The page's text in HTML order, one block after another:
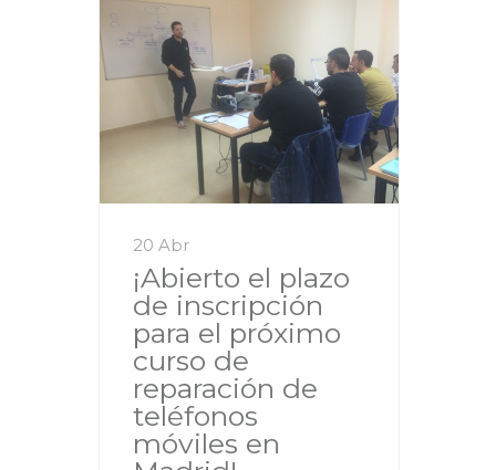
20 Abr
¡Abierto el plazo
de inscripción
para el próximo
curso de
reparación de
teléfonos
móviles en